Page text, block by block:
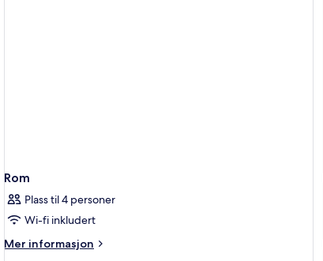
Rom
Plass til 4 personer
Wi-fi inkludert
Mer informasjon
Mer